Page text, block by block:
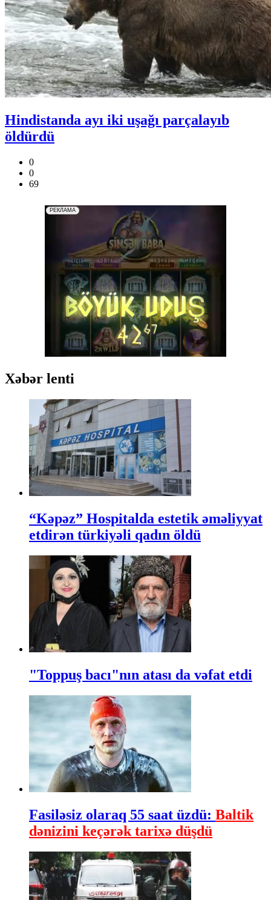
Hindistanda ayı iki uşağı parçalayıb
öldürdü
0
0
69
Xəbər lenti
“Kəpəz” Hospitalda estetik əməliyyat
etdirən türkiyəli qadın öldü
"Toppuş bacı"nın atası da vəfat etdi
Fasiləsiz olaraq 55 saat üzdü: Baltik
dənizini keçərək tarixə düşdü